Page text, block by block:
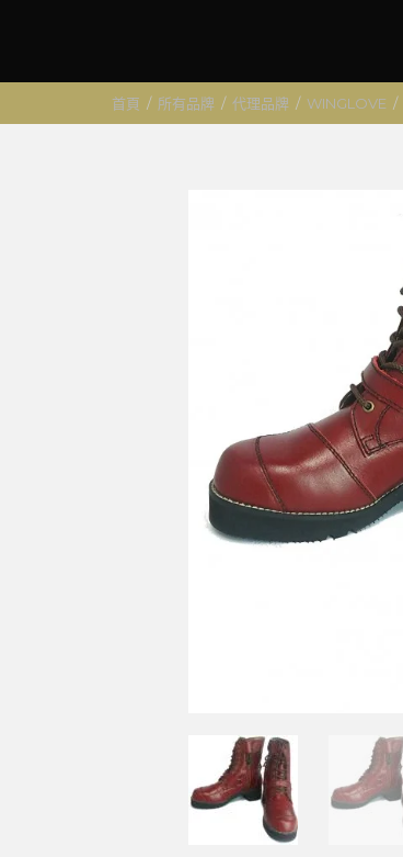
首頁 / 所有品牌 / 代理品牌 / WINGLOVE /